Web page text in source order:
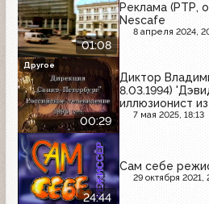
01:08
Реклама (РТР,
Nescafe
8 апреля 2024,
00:29
Диктор
8.03.1994)
иллюзионист
7 мая 2025, 18:13
Другое
24:44
Сам себе
29 октября 2021,